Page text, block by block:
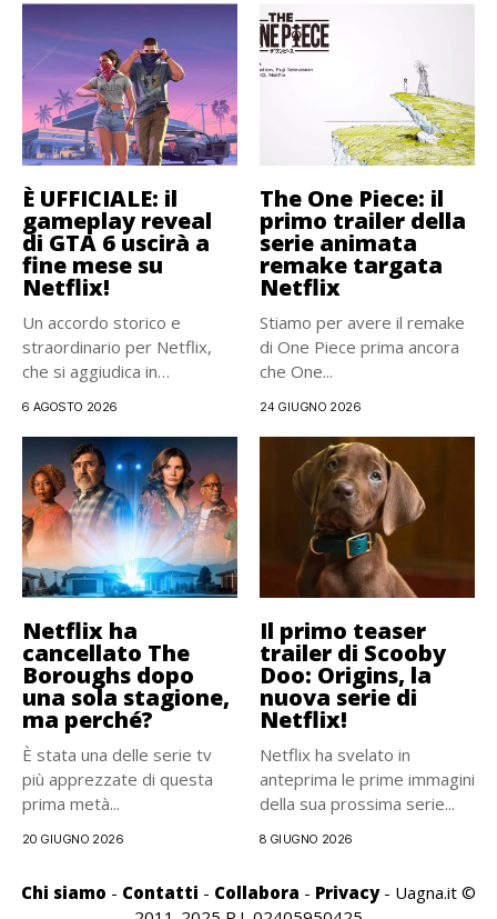
È UFFICIALE: il
gameplay reveal
di GTA 6 uscirà a
fine mese su
Netflix!
Un accordo storico e
straordinario per Netflix,
che si aggiudica in
6 AGOSTO 2026
The One Piece: il
primo trailer della
serie animata
remake targata
Netflix
Stiamo per avere il remake
di One Piece prima ancora
che One...
24 GIUGNO 2026
Netflix ha
cancellato The
Boroughs dopo
una sola stagione,
ma perché?
È stata una delle serie tv
più apprezzate di questa
prima metà...
20 GIUGNO 2026
Il primo teaser
trailer di Scooby
Doo: Origins, la
nuova serie di
Netflix!
Netflix ha svelato in
anteprima le prime immagini
della sua prossima serie...
8 GIUGNO 2026
Chi siamo - Contatti - Collabora - Privacy- Uagna.it ©